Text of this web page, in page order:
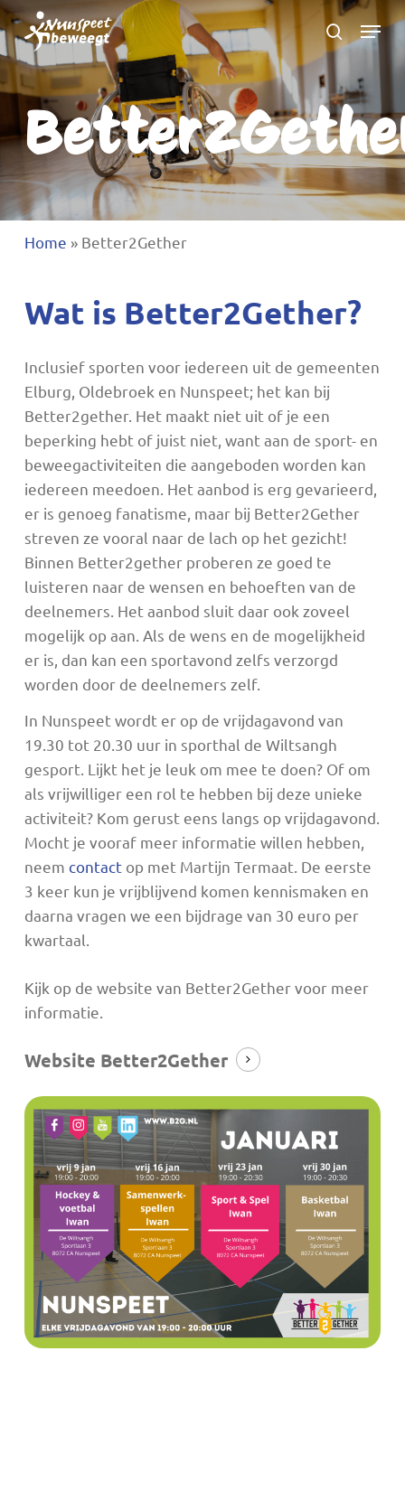
Ga
naar
hoofdinhoud
zoeken
Menu
Home » Better2Gether
Wat is Better2Gether?
Inclusief sporten voor iedereen uit de gemeenten
Elburg, Oldebroek en Nunspeet; het kan bij
Better2gether. Het maakt niet uit of je een
beperking hebt of juist niet, want aan de sport- en
beweegactiviteiten die aangeboden worden kan
iedereen meedoen. Het aanbod is erg gevarieerd,
er is genoeg fanatisme, maar bij Better2Gether
streven ze vooral naar de lach op het gezicht!
Binnen Better2gether proberen ze goed te
luisteren naar de wensen en behoeften van de
deelnemers. Het aanbod sluit daar ook zoveel
mogelijk op aan. Als de wens en de mogelijkheid
er is, dan kan een sportavond zelfs verzorgd
worden door de deelnemers zelf.
In Nunspeet wordt er op de vrijdagavond van
19.30 tot 20.30 uur in sporthal de Wiltsangh
gesport. Lijkt het je leuk om mee te doen? Of om
als vrijwilliger een rol te hebben bij deze unieke
activiteit? Kom gerust eens langs op vrijdagavond.
Mocht je vooraf meer informatie willen hebben,
neem contactop met Martijn Termaat. De eerste
3 keer kun je vrijblijvend komen kennismaken en
daarna vragen we een bijdrage van 30 euro per
kwartaal.
Kijk op de website van Better2Gether voor meer
informatie.
Website Better2Gether